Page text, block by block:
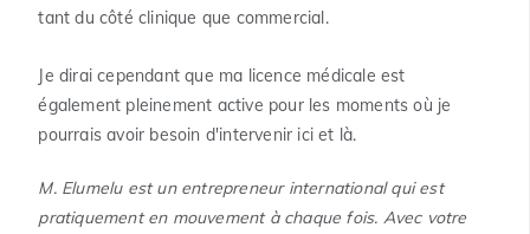
tant du côté clinique que commercial.
Je dirai cependant que ma licence médicale est
également pleinement active pour les moments où je
pourrais avoir besoin d'intervenir ici et là.
M. Elumelu est un entrepreneur international qui est
pratiquement en mouvement à chaque fois. Avec votre